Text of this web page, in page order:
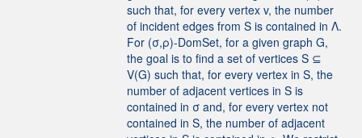
such that, for every vertex v, the number
of incident edges from S is contained in Λ.
For (σ,ρ)-DomSet, for a given graph G,
the goal is to find a set of vertices S ⊆
V(G) such that, for every vertex in S, the
number of adjacent vertices in S is
contained in σ and, for every vertex not
contained in S, the number of adjacent